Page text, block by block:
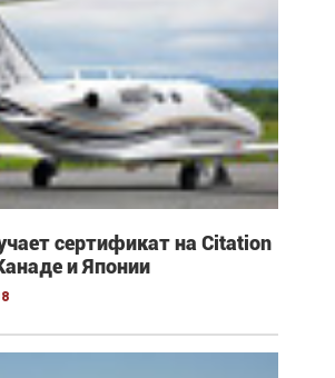
сертификат на Citation
и Японии